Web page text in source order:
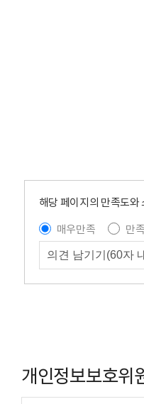
해당 페이지의 만족도와
매우만족
만족
개인정보보호위